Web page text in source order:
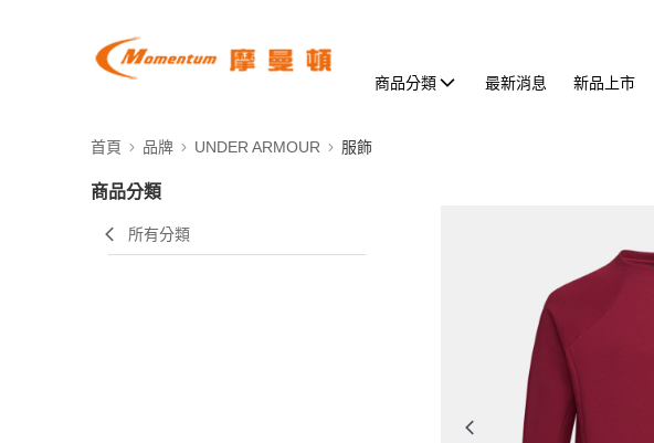
商品分類 最新消息 新品上市
首頁 品牌 UNDER ARMOUR 服飾
商品分類
所有分類